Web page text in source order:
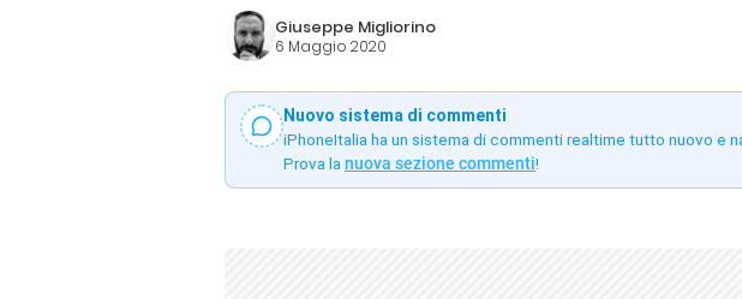
Giuseppe Migliorino
6 Maggio 2020
Nuovo sistema di commenti
iPhoneItalia ha un sistema di commenti realtime tutto nuovo e
Prova la nuova sezione commenti!